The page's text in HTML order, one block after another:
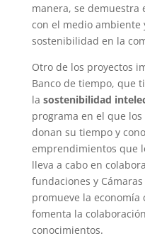
manera, se demuestra
con el medio ambiente
sostenibilidad en la
Otro de los proyectos
Banco de tiempo, que
la sostenibilidad
programa en el que
donan su tiempo y
emprendimientos que
lleva a cabo en
fundaciones y
promueve la
fomenta la
conocimientos.